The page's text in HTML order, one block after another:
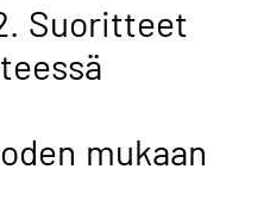
Suoritteet
mukaan